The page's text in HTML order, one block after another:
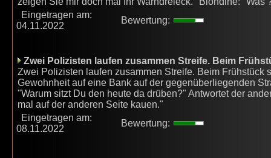
Eingetragen am:
04.11.2022
Bewertung:
Zwei Polizisten laufen zusammen Streife. Beim
Zwei Polizisten laufen zusammen Streife. Beim Frühstück
Gewohnheit auf eine Bank auf der gegenüberliegenden
"Warum sitzt Du den heute da drüben?" Antwortet der
mal auf der anderen Seite kauen."
Eingetragen am:
08.11.2022
Bewertung: